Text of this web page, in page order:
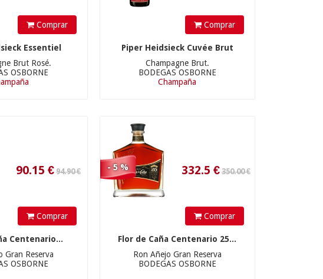
Comprar
Essentiel
Brut Rosé.
OSBORNE
Comprar
Piper Heidsieck Cuvée Brut
Champagne Brut.
BODEGAS OSBORNE
Champaña
Comprar
Centenario...
Gran Reserva
OSBORNE
- 5 %
Comprar
Flor de Caña Centenario 25...
Ron Añejo Gran Reserva
BODEGAS OSBORNE
33.15€
34.90 €